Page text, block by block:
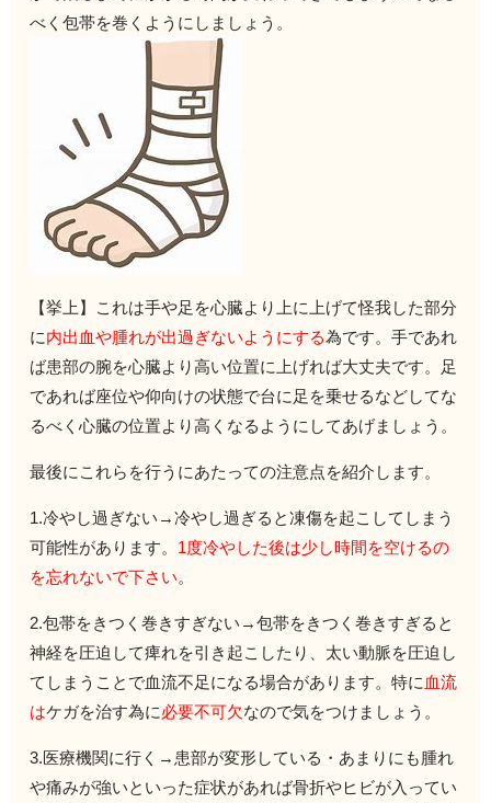
べく包帯を巻くようにしましょう。
【挙上】
これは手や足を心臓より上に上げて怪我した部分
に内出血や腫れが出過ぎないようにする為です。手であれ
ば患部の腕を心臓より高い位置に上げれば大丈夫です。
足
であれば座位や仰向けの状態で台に足を乗せるなどしてな
るべく心臓の位置より高くなるようにしてあげましょう。
最後にこれらを行うにあたっての注意点を紹介します。
1.冷やし過ぎない→冷やし過ぎると凍傷を起こしてしまう
可能性があります。 1度冷やした後は少し時間を空けるの
を忘れないで下さい。
2.包帯をきつく巻きすぎない→包帯をきつく巻きすぎると
神経を圧迫して痺れを引き起こしたり、 太い動脈を圧迫し
てしまうことで血流不足になる場合があります。特に 血流
はケガを治す為に必要不可欠なので気をつけましょう。
3.医療機関に行く→患部が変形している・ あまりにも腫れ
や痛みが強いといった症状があれば骨折やヒビが入ってい